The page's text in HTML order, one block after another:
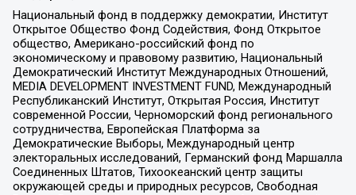
Национальный фонд в поддержку демократии, Институт
Открытое Общество Фонд Содействия, Фонд Открытое
общество, Американо-российский фонд по
экономическому и правовому развитию, Национальный
Демократический Институт Международных Отношений,
MEDIA DEVELOPMENT INVESTMENT FUND, Международный
Республиканский Институт, Открытая Россия, Институт
современной России, Черноморский фонд регионального
сотрудничества, Европейская Платформа за
Демократические Выборы, Международный центр
электоральных исследований, Германский фонд Маршалла
Соединенных Штатов, Тихоокеанский центр защиты
окружающей среды и природных ресурсов, Свободная